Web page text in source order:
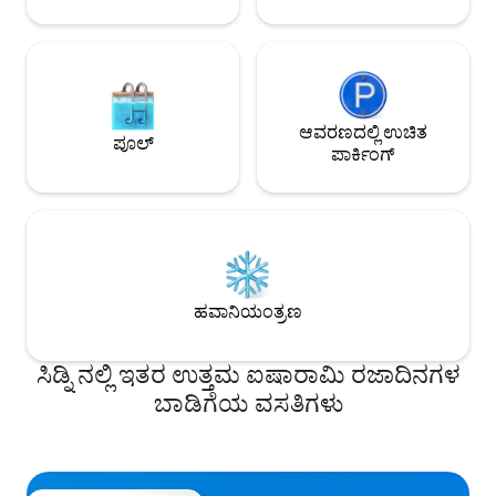
ಪೂಲ್
ಆವರಣದಲ್ಲಿ ಉಚಿತ
ಪಾರ್ಕಿಂಗ್
ಹವಾನಿಯಂತ್ರಣ
ಸಿಡ್ನಿ ನಲ್ಲಿ ಇತರ ಉತ್ತಮ ಐಷಾರಾಮಿ ರಜಾದಿನಗಳ
ಬಾಡಿಗೆಯ ವಸತಿಗಳು